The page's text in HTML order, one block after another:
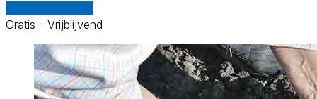
Gratis - Vrijblijvend